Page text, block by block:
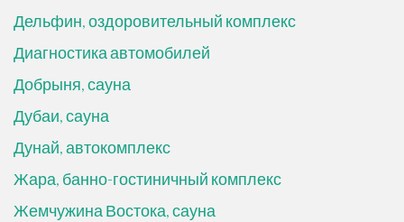
Дельфин, оздоровительный комплекс
Диагностика автомобилей
Добрыня, сауна
Дубаи, сауна
Дунай, автокомплекс
Жара, банно-гостиничный комплекс
Жемчужина Востока, сауна